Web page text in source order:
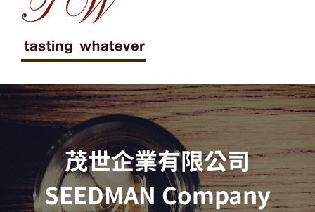
茂世企業有限公司
SEEDMAN Company